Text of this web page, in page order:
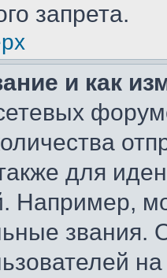
запрета.
и как
для
Например,
звания.